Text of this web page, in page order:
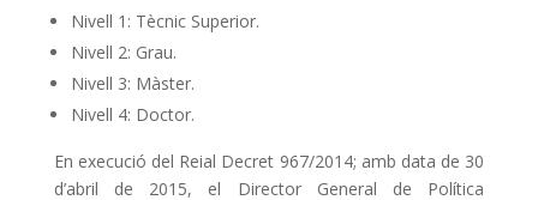
Nivell 1: Tècnic Superior.
Nivell 2: Grau.
Nivell 3: Màster.
Nivell 4: Doctor.
En execució del Reial Decret 967/2014; amb data de 30
d’abril de 2015, el Director General de Política